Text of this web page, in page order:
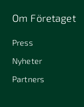
Om Företaget
Press
Nyheter
Partners